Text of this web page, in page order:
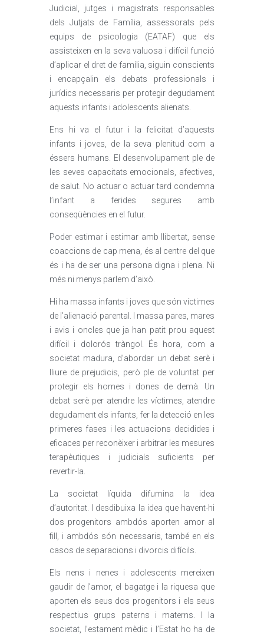
Judicial, jutges i magistrats responsables
dels Jutjats de Família, assessorats pels
equips de psicologia (EATAF) que els
assisteixen en la seva valuosa i difícil funció
d’aplicar el dret de família, siguin conscients
i encapçalin els debats professionals i
jurídics necessaris per protegir degudament
aquests infants i adolescents alienats.
Ens hi va el futur i la felicitat d’aquests
infants i joves, de la seva plenitud com a
éssers humans. El desenvolupament ple de
les seves capacitats emocionals, afectives,
de salut. No actuar o actuar tard condemna
l’infant a ferides segures amb
conseqüències en el futur.
Poder estimar i estimar amb llibertat, sense
coaccions de cap mena, és al centre del que
és i ha de ser una persona digna i plena. Ni
més ni menys parlem d’això.
Hi ha massa infants i joves que són víctimes
de l’alienació parental. I massa pares, mares
i avis i oncles que ja han patit prou aquest
difícil i dolorós tràngol. És hora, com a
societat madura, d’abordar un debat serè i
lliure de prejudicis, però ple de voluntat per
protegir els homes i dones de demà. Un
debat serè per atendre les víctimes, atendre
degudament els infants, fer la detecció en les
primeres fases i les actuacions decidides i
eficaces per reconèixer i arbitrar les mesures
terapèutiques i judicials suficients per
revertir-la.
La societat líquida difumina la idea
d’autoritat. I desdibuixa la idea que havent-hi
dos progenitors ambdós aporten amor al
fill, i ambdós són necessaris, també en els
casos de separacions i divorcis difícils.
Els nens i nenes i adolescents mereixen
gaudir de l’amor, el bagatge i la riquesa que
aporten els seus dos progenitors i els seus
respectius grups paterns i materns. I la
societat, l’estament mèdic i l’Estat ho ha de